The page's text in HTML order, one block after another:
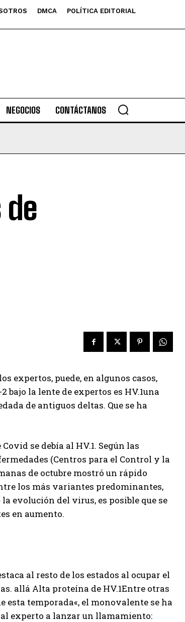
DMCA
POLÍTICA EDITORIAL
NEGOCIOS CONTÁCTANOS
expertos, puede, en algunos casos,
bajo la lente de expertos es HV.1una
de antiguos deltas. Que se ha
se debía al HV.1. Según las
(Centros para el Control y la
de octubre mostró un rápido
los más variantes predominantes,
evolución del virus, es posible que se
en aumento.
al resto de los estados al ocupar el
allá Alta proteína de HV.1Entre otras
esta temporada«, el monovalente se ha
al experto a lanzar un llamamiento: